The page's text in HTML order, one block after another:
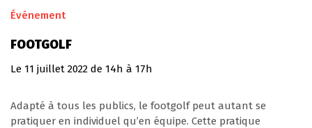
Événement
FOOTGOLF
Le 11 juillet 2022 de 14h à 17h
Adapté à tous les publics, le footgolf peut autant se
pratiquer en individuel qu’en équipe. Cette pratique